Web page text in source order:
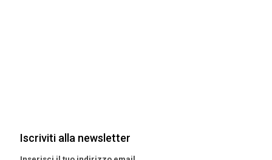
Iscriviti alla newsletter